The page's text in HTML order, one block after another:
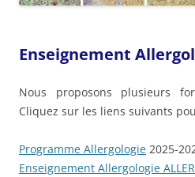
Enseignement
Nous proposons plusieurs
Cliquez sur les liens suivants
Programme Allergologie 2025-
Enseignement Allergologie